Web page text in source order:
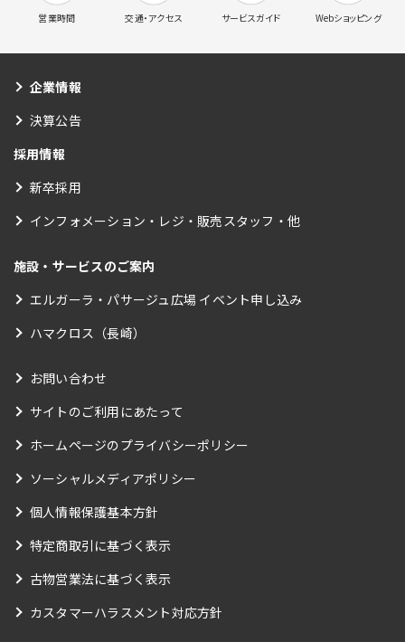
営業時間 交通・アクセス サービスガイド Webショッピング
企業情報
決算公告
採用情報
新卒採用
インフォメーション・レジ・販売スタッフ・他
施設・サービスのご案内
エルガーラ・パサージュ広場 イベント申し込み
ハマクロス（長崎）
お問い合わせ
サイトのご利用にあたって
ホームページのプライバシーポリシー
ソーシャルメディアポリシー
個人情報保護基本方針
特定商取引に基づく表示
古物営業法に基づく表示
カスタマーハラスメント対応方針